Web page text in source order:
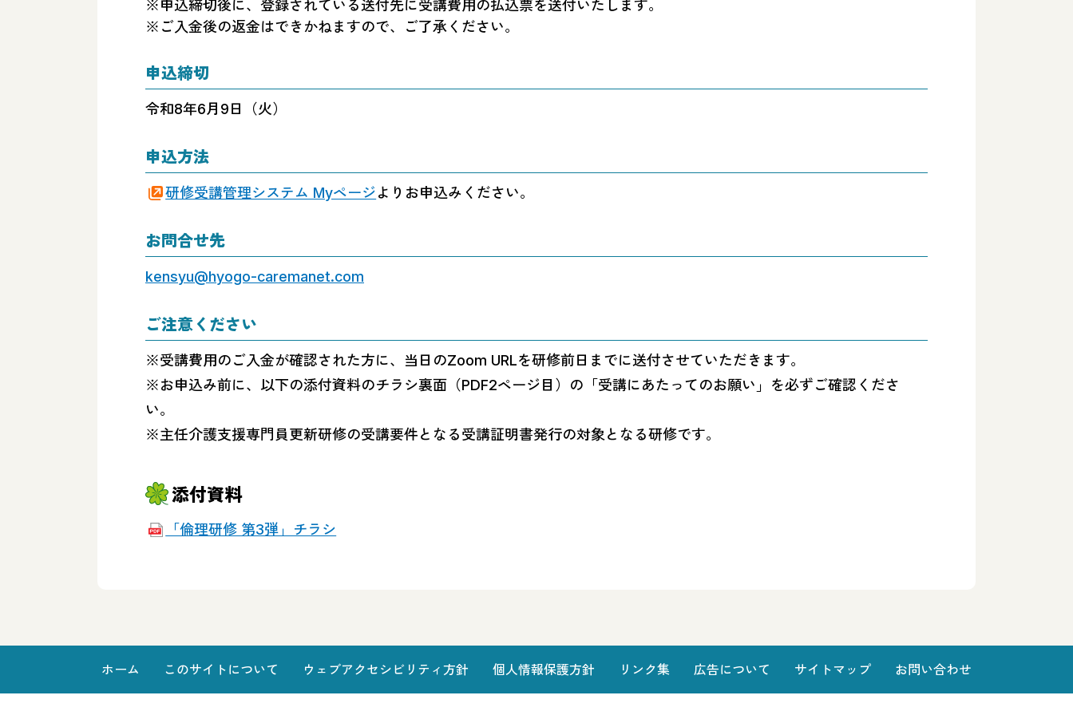
※申込締切後に、登録されている送付先に受講費用の払込票を送付いたします。
※ご入金後の返金はできかねますので、ご了承ください。
申込締切
令和8年6月9日（火）
申込方法
研修受講管理システム Myページよりお申込みください。
お問合せ先
kensyu@hyogo-caremanet.com
ご注意ください
※受講費用のご入金が確認された方に、当日のZoom URLを研修前日までに送付させていただきます。
※お申込み前に、以下の添付資料のチラシ裏面（PDF2ページ目）の「受講にあたってのお願い」を必ずご確認くださ
い。
※主任介護支援専門員更新研修の受講要件となる受講証明書発行の対象となる研修です。
添付資料
「倫理研修 第3弾」チラシ
ホーム このサイトについて ウェブアクセシビリティ方針 個人情報保護方針 リンク集 広告について サイトマップ お問い合わせ